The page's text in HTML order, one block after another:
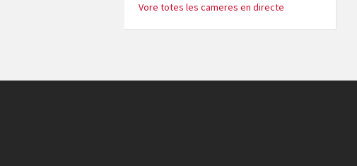
Vore totes les cameres en directe